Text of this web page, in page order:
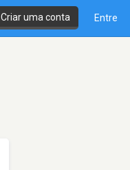
Criar uma conta Entre